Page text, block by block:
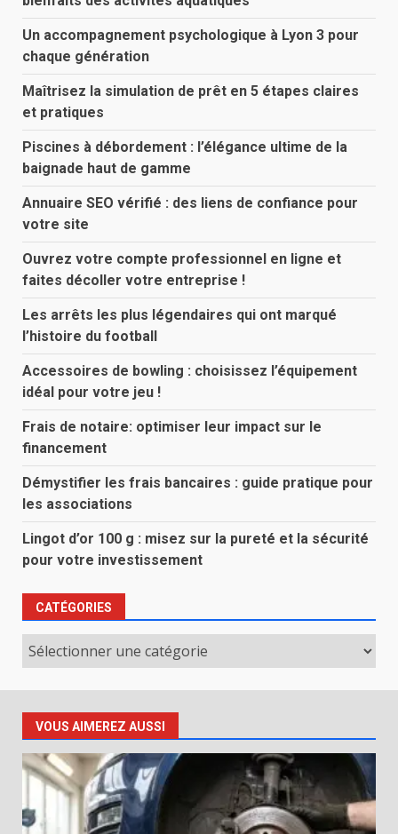
Un accompagnement psychologique à Lyon 3 pour
chaque génération
Maîtrisez la simulation de prêt en 5 étapes claires
et pratiques
Piscines à débordement : l’élégance ultime de la
baignade haut de gamme
Annuaire SEO vérifié : des liens de confiance pour
votre site
Ouvrez votre compte professionnel en ligne et
faites décoller votre entreprise !
Les arrêts les plus légendaires qui ont marqué
l’histoire du football
Accessoires de bowling : choisissez l’équipement
idéal pour votre jeu !
Frais de notaire: optimiser leur impact sur le
financement
Démystifier les frais bancaires : guide pratique pour
les associations
Lingot d’or 100 g : misez sur la pureté et la sécurité
pour votre investissement
CATÉGORIES
Catégories
VOUS AIMEREZ AUSSI